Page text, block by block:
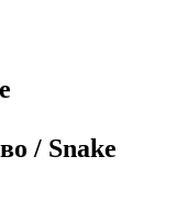
/ Snake